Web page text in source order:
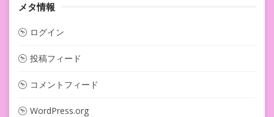
メタ情報
ログイン
投稿フィード
コメントフィード
WordPress.org